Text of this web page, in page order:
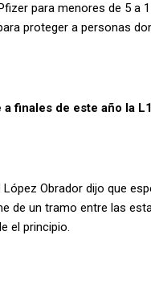
para menores de 5 a
proteger a personas
finales de este año la
López Obrador dijo que
de un tramo entre las
el principio.